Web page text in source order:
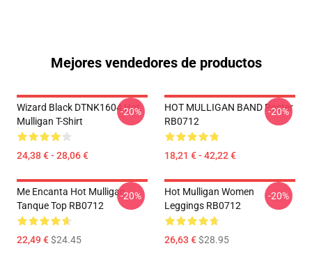
Mejores vendedores de productos
Wizard Black DTNK1604 Hot
Mulligan T-Shirt
24,38 € - 28,06 €
-20%
HOT MULLIGAN BAND Poster
RB0712
18,21 € - 42,22 €
-20%
Me Encanta Hot Mulligan
Tanque Top RB0712
22,49 €$24.45
-20%
Hot Mulligan Women
Leggings RB0712
26,63 €$28.95
-20%